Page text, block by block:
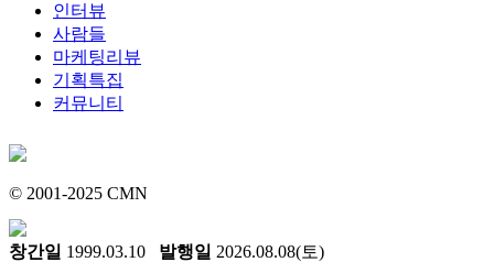
인터뷰
사람들
마케팅리뷰
기획특집
커뮤니티
© 2001-2025 CMN
창간일 1999.03.10 발행일 2026.08.08(토)